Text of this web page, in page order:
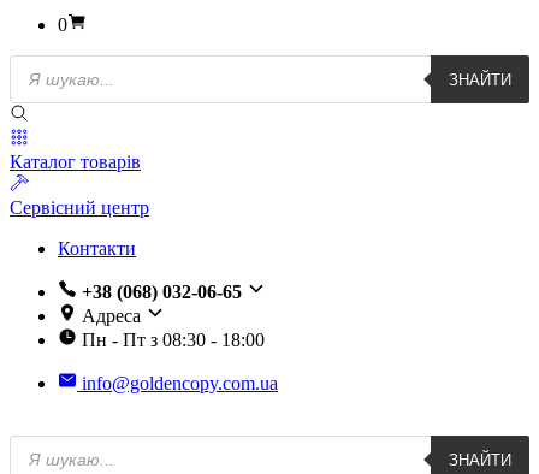
0
Пошук
товарів
ЗНАЙТИ
Каталог товарів
Сервісний центр
Контакти
+38 (068) 032-06-65
Адреса
Пн - Пт з 08:30 - 18:00
info@goldencopy.com.ua
Пошук
товарів
ЗНАЙТИ